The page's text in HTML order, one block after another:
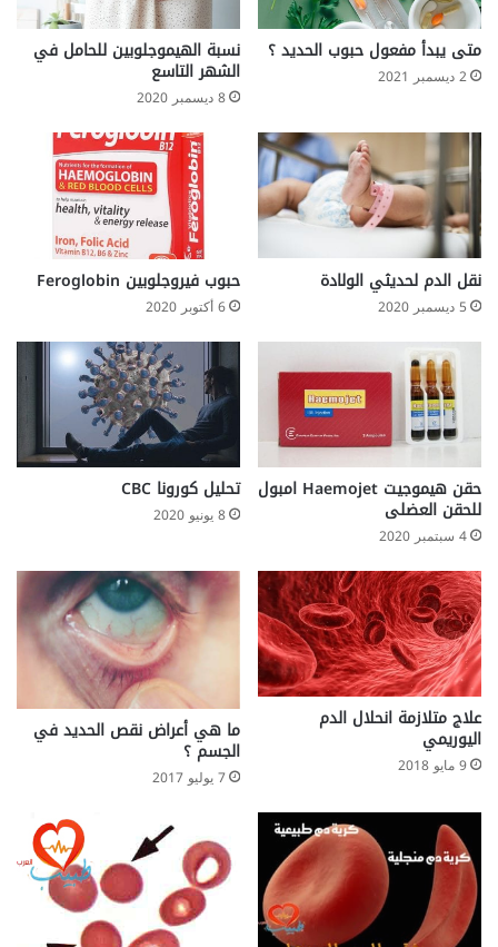
ا
ج
ا
ل
ل
ت
ه
ب
ا
ل
ك
د
p
a
t
i
t
s
متى يبدأ مفعول حبوب الحديد ؟
2 ديسمبر 2021
نسبة الهيموجلوبين للحامل في
الشهر التاسع
8 ديسمبر 2020
نقل الدم لحديثي الولادة
5 ديسمبر 2020
حبوب فيروجلوبين Feroglobin
6 أكتوبر 2020
حقن هيموجيت Haemojet امبول
للحقن العضلى
4 سبتمبر 2020
تحليل كورونا CBC
8 يونيو 2020
علاج متلازمة انحلال الدم
اليوريمي
9 مايو 2018
ما هي أعراض نقص الحديد في
الجسم ؟
7 يوليو 2017